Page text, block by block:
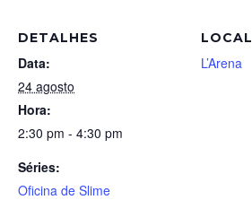
DETALHES
Data:
24 agosto
Hora:
2:30 pm - 4:30 pm
Séries:
Oficina de Slime
LOCAL
L’Arena